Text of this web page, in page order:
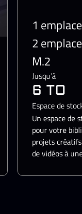
4
Jusqu'à
128 GO
Taille de la
extensible et
massive pour
travail
transmission